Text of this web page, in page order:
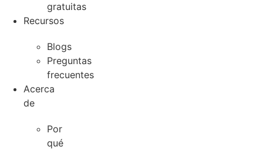
gratuitas
Recursos
Blogs
Preguntas
frecuentes
Acerca
de
Por
qué